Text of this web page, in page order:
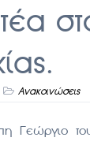
Ανακοινώσεις
Γεώργιο